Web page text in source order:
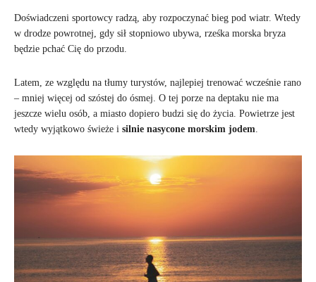
Doświadczeni sportowcy radzą, aby rozpoczynać bieg pod wiatr. Wtedy
w drodze powrotnej, gdy sił stopniowo ubywa, rześka morska bryza
będzie pchać Cię do przodu.
Latem, ze względu na tłumy turystów, najlepiej trenować wcześnie rano
– mniej więcej od szóstej do ósmej. O tej porze na deptaku nie ma
jeszcze wielu osób, a miasto dopiero budzi się do życia. Powietrze jest
wtedy wyjątkowo świeże i silnie nasycone morskim jodem.